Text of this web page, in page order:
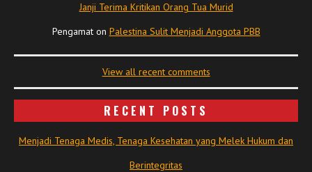
Janji Terima Kritikan Orang Tua Murid
Pengamaton Palestina Sulit Menjadi Anggota PBB
View all recent comments
RECENT POSTS
Menjadi Tenaga Medis, Tenaga Kesehatan yang Melek Hukum dan
Berintegritas